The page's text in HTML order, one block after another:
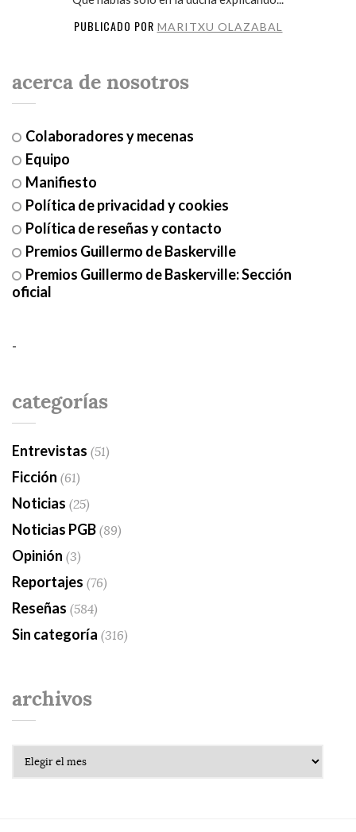
PUBLICADO POR MARITXU OLAZABAL
acerca de nosotros
Colaboradores y mecenas
Equipo
Manifiesto
Política de privacidad y cookies
Política de reseñas y contacto
Premios Guillermo de Baskerville
Premios Guillermo de Baskerville: Sección
oficial
-
categorías
Entrevistas (51)
Ficción (61)
Noticias (25)
Noticias PGB(89)
Opinión (3)
Reportajes (76)
Reseñas (584)
Sin categoría (316)
archivos